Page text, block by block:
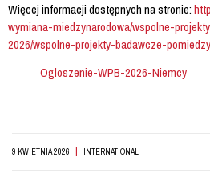
Więcej informacji dostępnych na stronie:
wymiana-miedzynarodowa/wspolne-
2026/wspolne-projekty-badawcze-
Ogloszenie-WPB-2026-Niemcy
9 KWIETNIA 2026 | INTERNATIONAL